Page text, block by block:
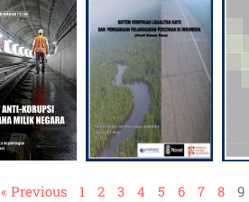
« Previous 1 2 3 4 5 6 7 8 9